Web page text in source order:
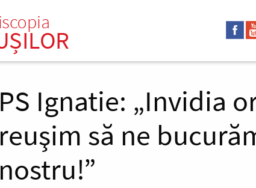
PS Ignatie: „Invidia
reuşim să ne
nostru!”